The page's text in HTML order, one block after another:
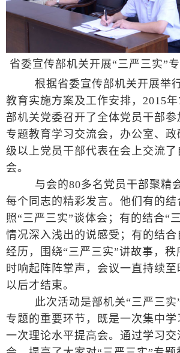
省委宣传部机关开展“三严三实”
根据省委宣传部机关开展举行
教育实施方案及工作安排，2015年
部机关党委召开了全体党员干部参
专题教育学习交流会，办公室、
级以上党员干部代表在会上交流
会。
与会的80多名党员干部聚精会
每个同志的精彩发言。他们有的
照“三严三实”谈体会；有的结合“
情况深入浅出的说感受；有的结
经历，围绕“三严三实”讲故事，秩
时响起阵阵掌声，会议一直持续
以后才结束。
此次活动是部机关“三严三实”
专题的重要环节，既是一次集中
一次理论水平提高会。通过学习